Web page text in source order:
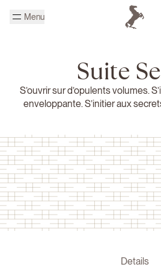
Menu
Suite
S’ouvrir sur d’opulents volumes.
enveloppante. S’initier aux
Details